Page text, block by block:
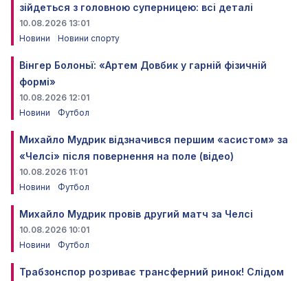
зійдеться з головною суперницею: всі деталі
10.08.2026 13:01
Новини
Новини спорту
Вінгер Болоньї: «Артем Довбик у гарній фізичній
формі»
10.08.2026 12:01
Новини
Футбол
Михайло Мудрик відзначився першим «асистом» за
«Челсі» після повернення на поле (відео)
10.08.2026 11:01
Новини
Футбол
Михайло Мудрик провів другий матч за Челсі
10.08.2026 10:01
Новини
Футбол
Трабзонспор розриває трансферний ринок! Слідом